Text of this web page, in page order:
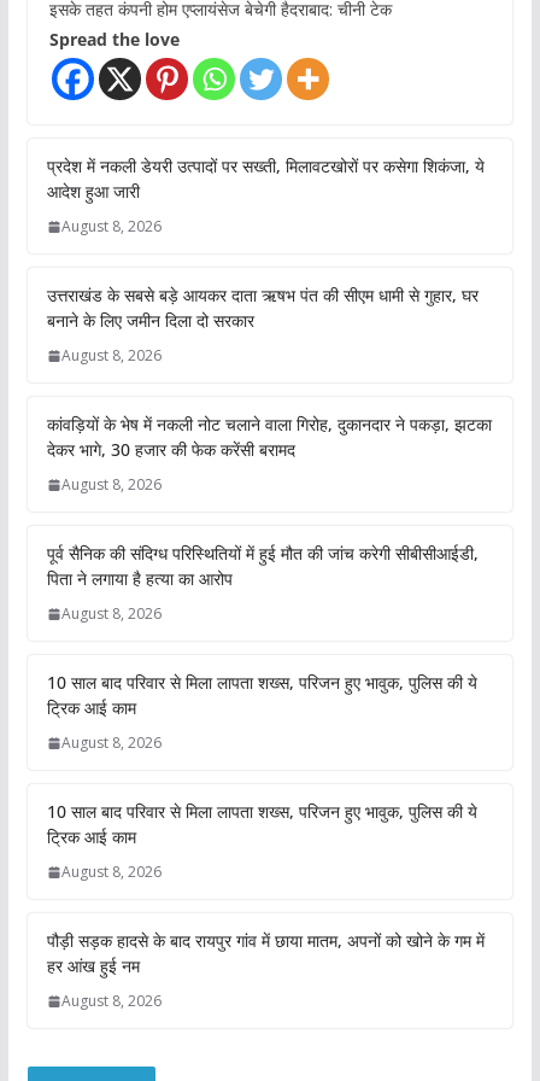
इसके तहत कंपनी होम एप्लायंसेज बेचेगी हैदराबाद: चीनी टेक
Spread the love
प्रदेश में नकली डेयरी उत्पादों पर सख्ती, मिलावटखोरों पर कसेगा शिकंजा, ये
आदेश हुआ जारी
August 8, 2026
उत्तराखंड के सबसे बड़े आयकर दाता ऋषभ पंत की सीएम धामी से गुहार, घर
बनाने के लिए जमीन दिला दो सरकार
August 8, 2026
कांवड़ियों के भेष में नकली नोट चलाने वाला गिरोह, दुकानदार ने पकड़ा, झटका
देकर भागे, 30 हजार की फेक करेंसी बरामद
August 8, 2026
पूर्व सैनिक की संदिग्ध परिस्थितियों में हुई मौत की जांच करेगी सीबीसीआईडी,
पिता ने लगाया है हत्या का आरोप
August 8, 2026
10 साल बाद परिवार से मिला लापता शख्स, परिजन हुए भावुक, पुलिस की ये
ट्रिक आई काम
August 8, 2026
10 साल बाद परिवार से मिला लापता शख्स, परिजन हुए भावुक, पुलिस की ये
ट्रिक आई काम
August 8, 2026
पौड़ी सड़क हादसे के बाद रायपुर गांव में छाया मातम, अपनों को खोने के गम में
हर आंख हुई नम
August 8, 2026